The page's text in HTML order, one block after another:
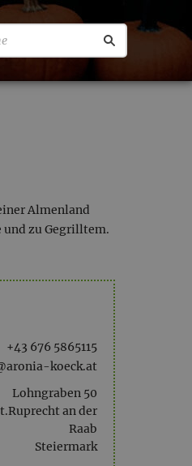
Almenland
und zu Gegrilltem.
+43 676 5865115
koeck.at
Lohngraben 50
an der
Raab
Steiermark